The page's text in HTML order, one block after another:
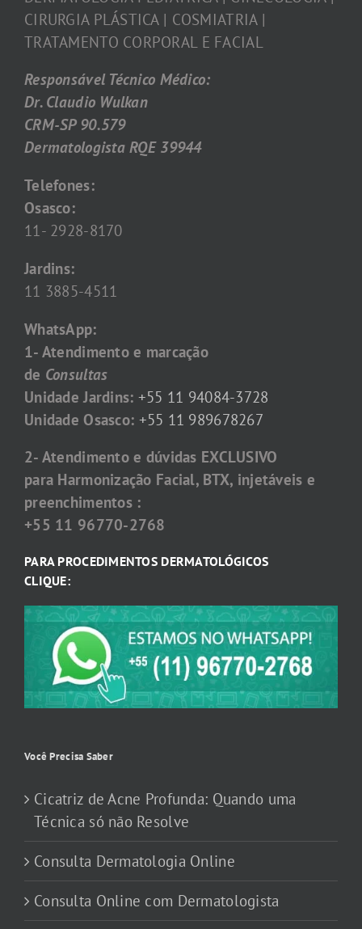
CIRURGIA PLÁSTICA | COSMIATRIA |
TRATAMENTO CORPORAL E FACIAL
Responsável Técnico Médico:
Dr. Claudio Wulkan
CRM-SP 90.579
Dermatologista RQE 39944
Telefones:
Osasco:
11- 2928-8170
Jardins:
11 3885-4511
WhatsApp:
1- Atendimento e marcação
de Consultas
Unidade Jardins: +55 11 94084-3728
Unidade Osasco: +55 11 989678267
2- Atendimento e dúvidas EXCLUSIVO
para Harmonização Facial, BTX, injetáveis e
preenchimentos :
+55 11 96770-2768
PARA PROCEDIMENTOS DERMATOLÓGICOS
CLIQUE:
Você Precisa Saber
Cicatriz de Acne Profunda: Quando uma
Técnica só não Resolve
Consulta Dermatologia Online
Consulta Online com Dermatologista